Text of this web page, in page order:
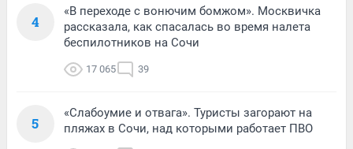
4
«В переходе с вонючим бомжом». Москвичка
рассказала, как спасалась во время налета
беспилотников на Сочи
17 065 39
5
«Слабоумие и отвага». Туристы загорают на
пляжах в Сочи, над которыми работает ПВО